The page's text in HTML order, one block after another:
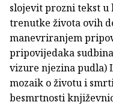
slojevit prozni tekst
trenutke života ovih
manevriranjem
pripovijedaka
vizure njezina
mozaik o životu i
besmrtnosti